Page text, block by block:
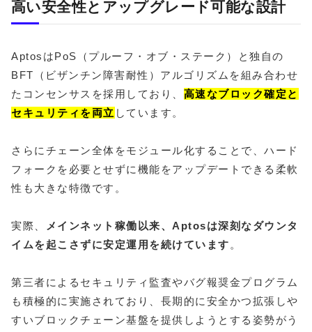
高い安全性とアップグレード可能な設計
AptosはPoS（プルーフ・オブ・ステーク）と独自の
BFT（ビザンチン障害耐性）アルゴリズムを組み合わせ
たコンセンサスを採用しており、 高速なブロック確定と
セキュリティを両立 しています。
さらにチェーン全体をモジュール化することで、ハード
フォークを必要とせずに機能をアップデートできる柔軟
性も大きな特徴です。
実際、
メインネット稼働以来、Aptosは深刻なダウンタ
イムを起こさずに安定運用を続けています 。
第三者によるセキュリティ監査やバグ報奨金プログラム
も積極的に実施されており、長期的に安全かつ拡張しや
すいブロックチェーン基盤を提供しようとする姿勢がう